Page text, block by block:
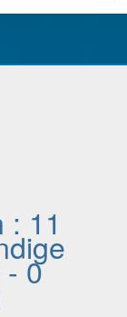
11
- 0